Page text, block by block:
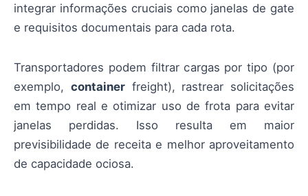
integrar informações cruciais como janelas de gate
e requisitos documentais para cada rota.
Transportadores podem filtrar cargas por tipo (por
exemplo, containerfreight), rastrear solicitações
em tempo real e otimizar uso de frota para evitar
janelas perdidas. Isso resulta em maior
previsibilidade de receita e melhor aproveitamento
de capacidade ociosa.